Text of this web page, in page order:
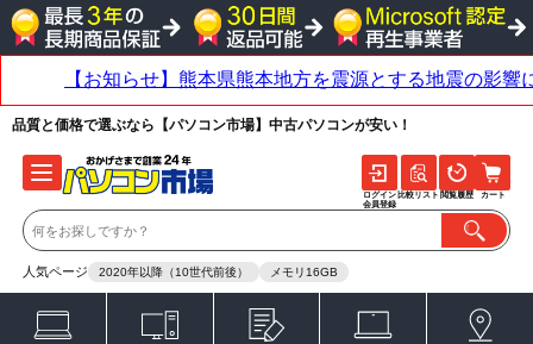
品質と価格で選ぶなら【パソコン市場】中古パソコンが安い！
人気ページ 2020年以降（10世代前後） メモリ16GB
ログイン
会員登録
比較リスト 閲覧履歴 カート